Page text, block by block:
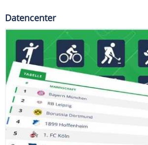
Datencenter